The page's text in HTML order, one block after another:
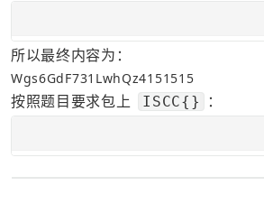
所以最终内容为：
Wgs6GdF731LwhQz4151515
按照题目要求包上 ISCC{} ：